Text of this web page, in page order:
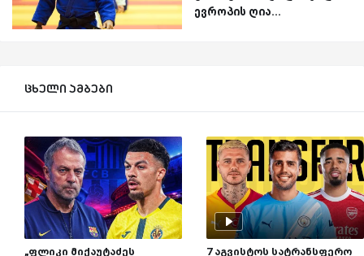
ევროპის ღია...
ცხელი ამბები
„ფლიკი მიქაუტაძეს 7 აგვისტოს სატრანსფერო